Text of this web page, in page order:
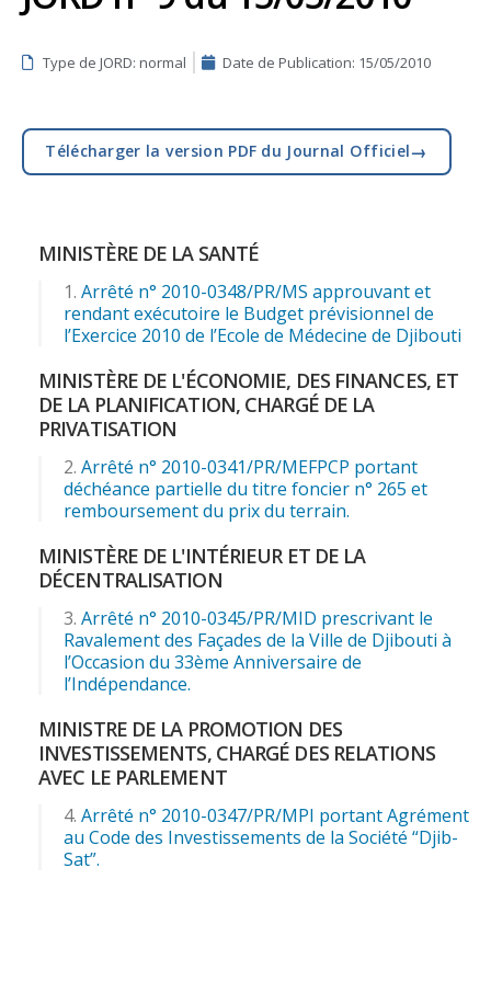
Type de JORD: normal Date de Publication: 15/05/2010
Télécharger la version PDF du Journal Officiel→
MINISTÈRE DE LA SANTÉ
Arrêté n° 2010-0348/PR/MS approuvant et
rendant exécutoire le Budget prévisionnel de
l’Exercice 2010 de l’Ecole de Médecine de Djibouti
MINISTÈRE DE L'ÉCONOMIE, DES FINANCES, ET
DE LA PLANIFICATION, CHARGÉ DE LA
PRIVATISATION
Arrêté n° 2010-0341/PR/MEFPCP portant
déchéance partielle du titre foncier n° 265 et
remboursement du prix du terrain.
MINISTÈRE DE L'INTÉRIEUR ET DE LA
DÉCENTRALISATION
Arrêté n° 2010-0345/PR/MID prescrivant le
Ravalement des Façades de la Ville de Djibouti à
l’Occasion du 33ème Anniversaire de
l’Indépendance.
MINISTRE DE LA PROMOTION DES
INVESTISSEMENTS, CHARGÉ DES RELATIONS
AVEC LE PARLEMENT
Arrêté n° 2010-0347/PR/MPI portant Agrément
au Code des Investissements de la Société “Djib-
Sat”.